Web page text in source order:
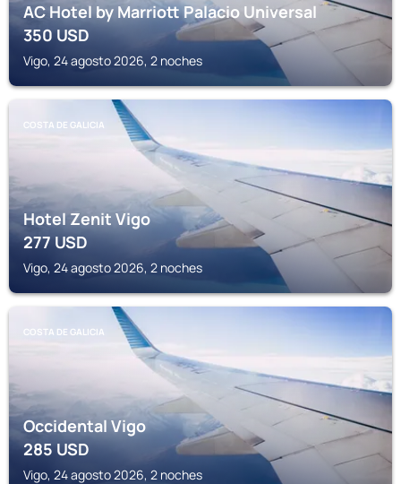
AC Hotel by Marriott Palacio Universal
350USD
Vigo, 24 agosto 2026, 2 noches
COSTA DE GALICIA
Hotel Zenit Vigo
277USD
Vigo, 24 agosto 2026, 2 noches
COSTA DE GALICIA
Occidental Vigo
285USD
Vigo, 24 agosto 2026, 2 noches